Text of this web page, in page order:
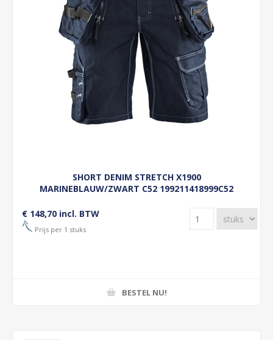
SHORT DENIM STRETCH X1900
MARINEBLAUW/ZWART C52 199211418999C52
€ 148,70 incl. BTW
Prijs per 1 stuks
BESTEL NU!